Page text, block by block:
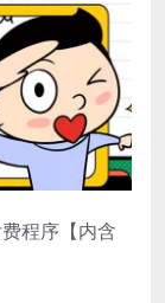
程序【内含